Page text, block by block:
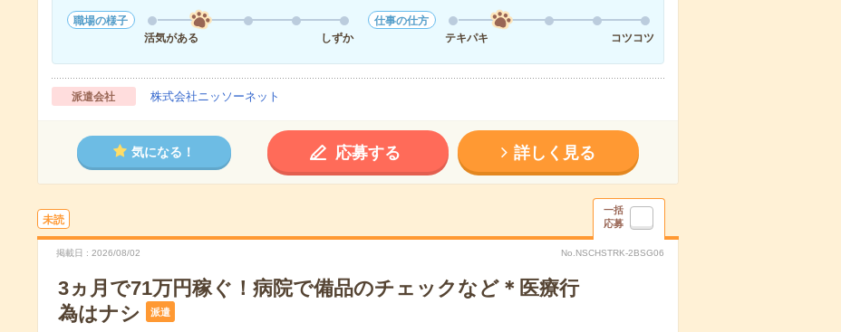
職場の様子
活気がある
しずか
仕事の仕方
テキパキ
コツコツ
派遣会社 株式会社ニッソーネット
気になる！ 応募する 詳しく見る
未読
一括
応募
掲載日 2026/08/02 No.NSCHSTRK-2BSG06
3ヵ月で71万円稼ぐ！病院で備品のチェックなど＊医療行
為はナシ
派遣